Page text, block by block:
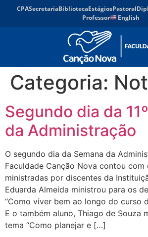
CPASecretariaBibliotecaEstágiosPastoral
Professor
English
Categoria:
Segundo dia da
da Administração
O segundo dia da Semana da
Faculdade Canção Nova contou com
ministradas por discentes da
Eduarda Almeida ministrou para os
“Como viver bem ao longo do curso
E o também aluno, Thiago de Souza
tema “Como planejar e […]